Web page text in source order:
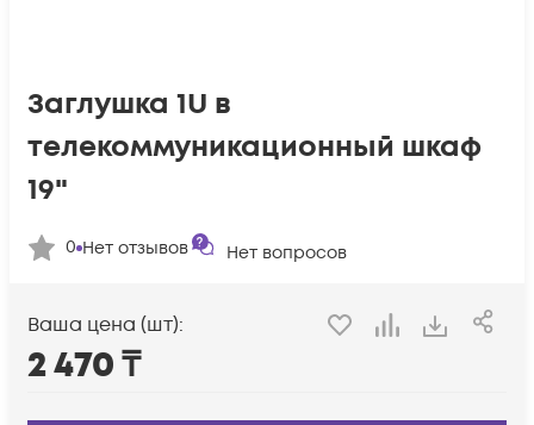
Заглушка 1U в
телекоммуникационный шкаф
19"
0 Нет отзывов Нет вопросов
Ваша цена (шт):
2 470₸